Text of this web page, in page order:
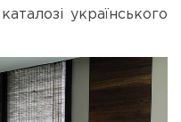
українського